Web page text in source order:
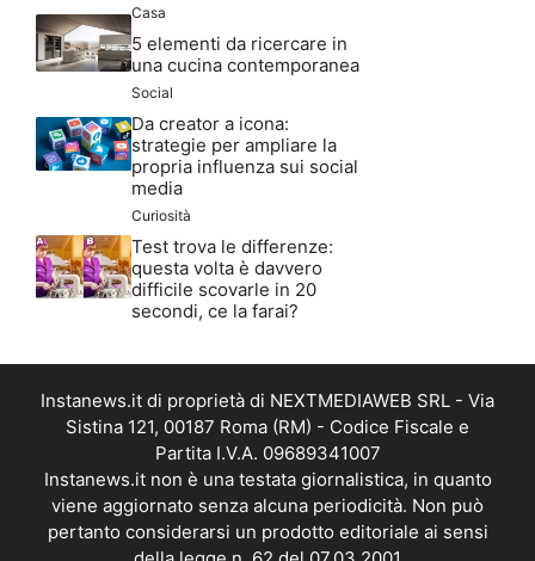
Casa
5 elementi da ricercare in
una cucina contemporanea
Social
Da creator a icona:
strategie per ampliare la
propria influenza sui social
media
Curiosità
Test trova le differenze:
questa volta è davvero
difficile scovarle in 20
secondi, ce la farai?
Instanews.it di proprietà di NEXTMEDIAWEB SRL - Via
Sistina 121, 00187 Roma (RM) - Codice Fiscale e
Partita I.V.A. 09689341007
Instanews.it non è una testata giornalistica, in quanto
viene aggiornato senza alcuna periodicità. Non può
pertanto considerarsi un prodotto editoriale ai sensi